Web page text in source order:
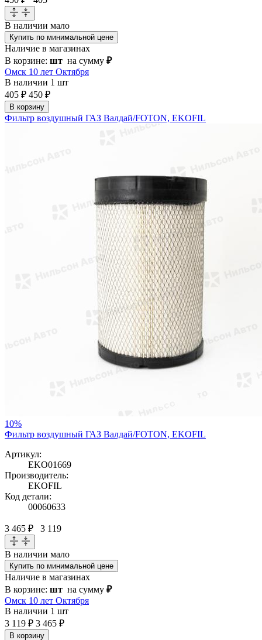
В наличии мало
Купить по минимальной цене
Наличие в магазинах
В корзине: шт на сумму ₽
Омск 10 лет Октября
В наличии 1 шт
405 ₽ 450 ₽
В корзину
Фильтр воздушный ГАЗ Валдай/FOTON, EKOFIL
10%
Фильтр воздушный ГАЗ Валдай/FOTON, EKOFIL
Артикул:
EKO01669
Производитель:
EKOFIL
Код детали:
00060633
3 465 ₽ 3 119
В наличии мало
Купить по минимальной цене
Наличие в магазинах
В корзине: шт на сумму ₽
Омск 10 лет Октября
В наличии 1 шт
3 119 ₽ 3 465 ₽
В корзину